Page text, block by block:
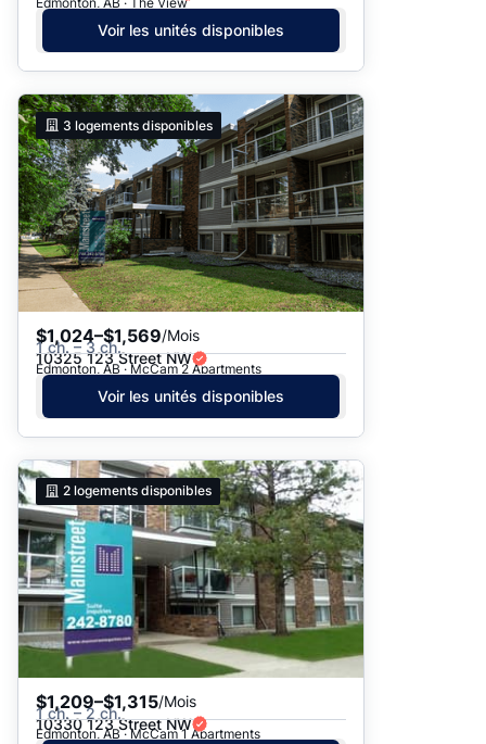
Voir les unités disponibles
3 logements disponibles
$1,024–$1,569/Mois
1 ch. – 3 ch.
10325 123 Street NW
Edmonton, AB · McCam 2 Apartments
Voir les unités disponibles
2 logements disponibles
$1,209–$1,315/Mois
1 ch. – 2 ch.
10330 123 Street NW
Edmonton, AB · McCam 1 Apartments